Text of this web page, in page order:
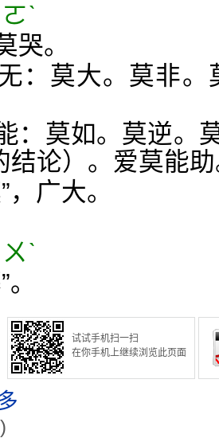
ˋ
。
：莫大。莫非。
：莫如。莫逆。
结论）。爱莫能
广大。
ˋ
试试手机扫一扫
在你手机上继续浏览此页面